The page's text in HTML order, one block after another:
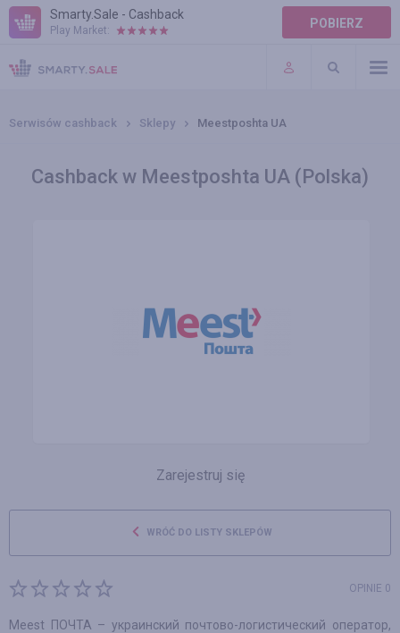
Smarty.Sale - Cashback
Play Market: POBIERZ
POMOC
WARUNKI
Serwisów cashback Sklepy Meestposhta UA
Cashback w Meestposhta UA (Polska)
Zarejestruj się
WRÓĆ DO LISTY SKLEPÓW
OPINIE 0
Meest ПОЧТА – украинский почтово-логистический оператор,